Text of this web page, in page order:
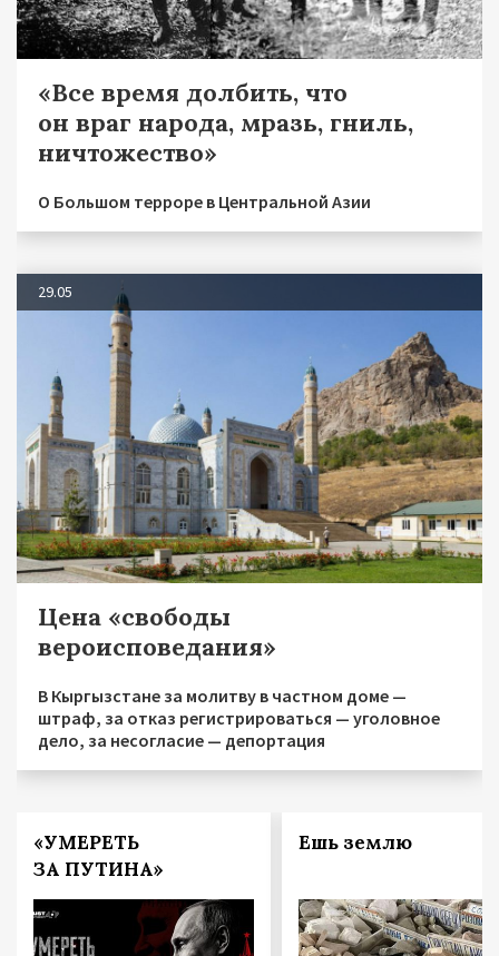
«Все время долбить, что
он враг народа, мразь, гниль,
ничтожество»
О Большом терроре в Центральной Азии
29.05
Цена «свободы
вероисповедания»
В Кыргызстане за молитву в частном доме —
штраф, за отказ регистрироваться — уголовное
дело, за несогласие — депортация
«УМЕРЕТЬ
ЗА ПУТИНА»
Ешь землю